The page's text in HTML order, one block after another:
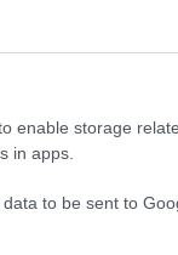
enable storage
in apps.
to be sent to